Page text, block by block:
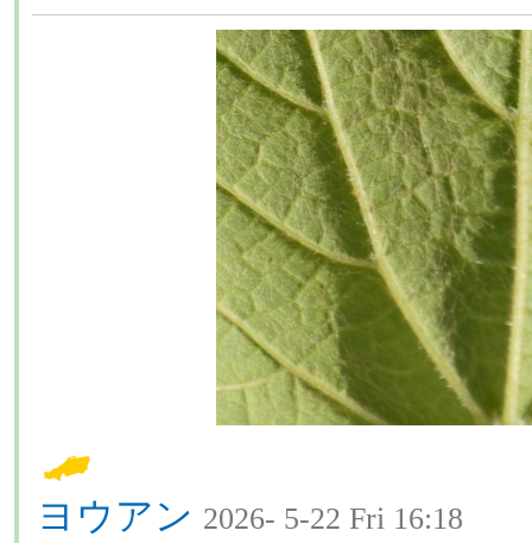
ヨウアン 2026- 5-22 Fri 16:18